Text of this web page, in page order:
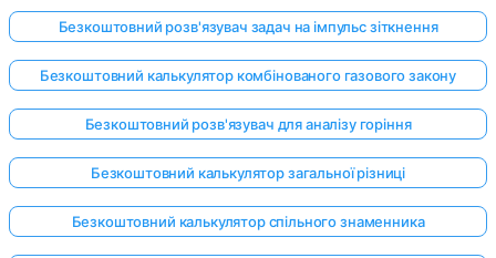
Безкоштовний розв'язувач задач на імпульс зіткнення
Безкоштовний калькулятор комбінованого газового закону
Безкоштовний розв'язувач для аналізу горіння
Безкоштовний калькулятор загальної різниці
Безкоштовний калькулятор спільного знаменника